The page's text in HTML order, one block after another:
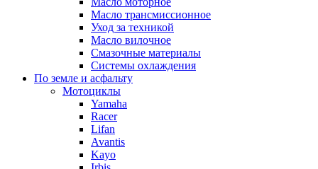
Масло трансмиссионное
Уход за техникой
Масло вилочное
Смазочные материалы
Системы охлаждения
По земле и асфальту
Мотоциклы
Yamaha
Racer
Lifan
Avantis
Kayo